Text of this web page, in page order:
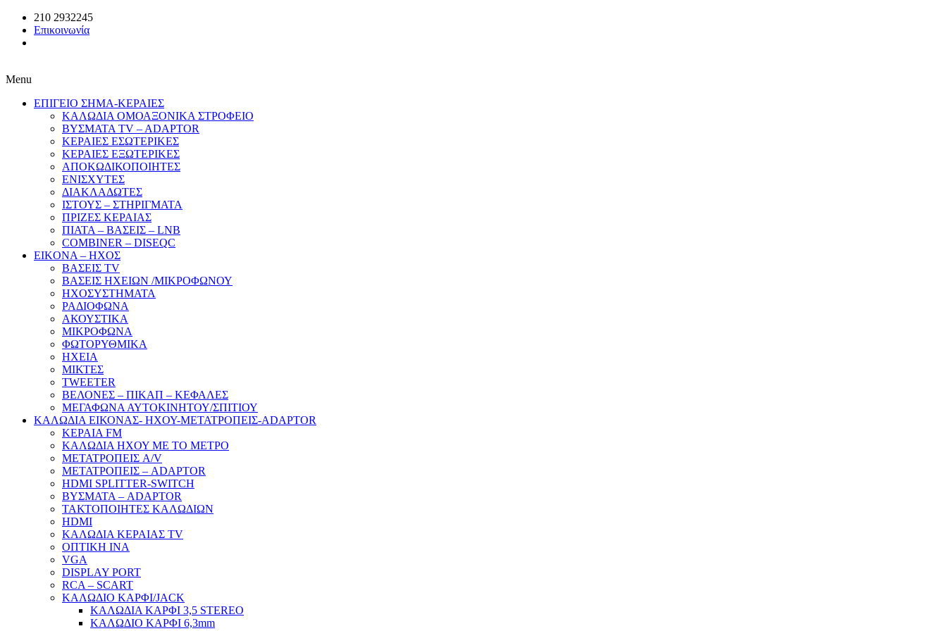
210 2932245
Επικοινωνία
Menu
ΕΠΙΓΕΙΟ ΣΗΜΑ-ΚΕΡΑΙΕΣ
ΚΑΛΩΔΙΑ ΟΜΟΑΞΟΝΙΚΑ ΣΤΡΟΦΕΙΟ
ΒΥΣΜΑΤΑ TV – ADAPTOR
ΚΕΡΑΙΕΣ ΕΣΩΤΕΡΙΚΕΣ
ΚΕΡΑΙΕΣ ΕΞΩΤΕΡΙΚΕΣ
ΑΠΟΚΩΔΙΚΟΠΟΙΗΤΕΣ
ΕΝΙΣΧΥΤΕΣ
ΔΙΑΚΛΑΔΩΤΕΣ
ΙΣΤΟΥΣ – ΣΤΗΡΙΓΜΑΤΑ
ΠΡΙΖΕΣ ΚΕΡΑΙΑΣ
ΠΙΑΤΑ – ΒΑΣΕΙΣ – LNB
COMBINER – DISEQC
EIKONA – ΗΧΟΣ
ΒΑΣΕΙΣ TV
ΒΑΣΕΙΣ ΗΧΕΙΩΝ /ΜΙΚΡΟΦΩΝΟΥ
ΗΧΟΣΥΣΤΗΜΑΤΑ
ΡΑΔΙΟΦΩΝΑ
ΑΚΟΥΣΤΙΚΑ
ΜΙΚΡΟΦΩΝΑ
ΦΩΤΟΡΥΘΜΙΚΑ
ΗΧΕΙΑ
ΜΙΚΤΕΣ
TWEETER
ΒΕΛΟΝΕΣ – ΠΙΚΑΠ – ΚΕΦΑΛΕΣ
ΜΕΓΑΦΩΝΑ ΑΥΤΟΚΙΝΗΤΟΥ/ΣΠΙΤΙΟΥ
ΚΑΛΩΔΙΑ ΕΙΚΟΝΑΣ- ΗΧΟΥ-ΜΕΤΑΤΡΟΠΕΙΣ-ADAPTOR
ΚΕΡΑΙΑ FM
ΚΑΛΩΔΙΑ ΗΧΟΥ ΜΕ ΤΟ ΜΕΤΡΟ
ΜΕΤΑΤΡΟΠΕΙΣ A/V
ΜΕΤΑΤΡΟΠΕΙΣ – ADAPTOR
HDMI SPLITTER-SWITCH
ΒΥΣΜΑΤΑ – ADAPTOR
ΤΑΚΤΟΠΟΙΗΤΕΣ ΚΑΛΩΔΙΩΝ
HDMI
ΚΑΛΩΔΙΑ ΚΕΡΑΙΑΣ TV
ΟΠΤΙΚΗ ΙΝΑ
VGA
DISPLAY PORT
RCA – SCART
ΚΑΛΩΔΙΟ ΚΑΡΦΙ/JACK
ΚΑΛΩΔΙΑ ΚΑΡΦΙ 3,5 STEREO
ΚΑΛΩΔΙΟ ΚΑΡΦΙ 6,3mm